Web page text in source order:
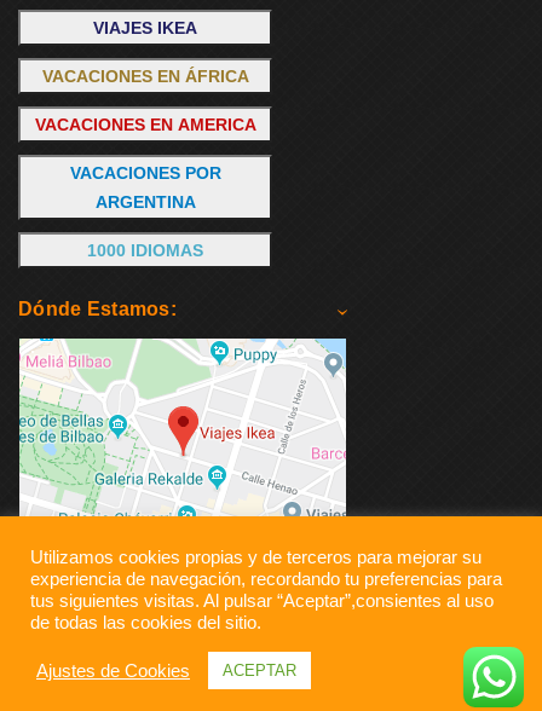
VIAJES IKEA
VACACIONES EN ÁFRICA
VACACIONES EN AMERICA
VACACIONES POR
ARGENTINA
1000 IDIOMAS
Dónde Estamos:
Utilizamos cookies propias y de terceros para mejorar su
experiencia de navegación, recordando tu preferencias para
tus siguientes visitas. Al pulsar “Aceptar”,consientes al uso
de todas las cookies del sitio.
Ajustes de Cookies ACEPTAR